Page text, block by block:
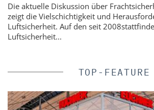
Die aktuelle Diskussion über
zeigt die Vielschichtigkeit und
Luftsicherheit. Auf den seit
Luftsicherheit...
TOP-FEATURE